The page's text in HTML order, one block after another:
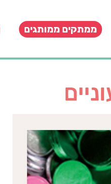
ממתקים ממותגים